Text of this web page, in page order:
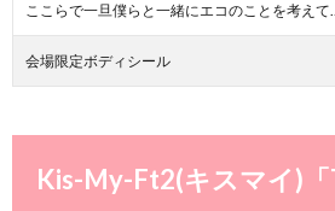
ここらで一旦僕らと一緒にエコのことを考えて
会場限定ボディシール
Kis-My-Ft2(キスマイ)「